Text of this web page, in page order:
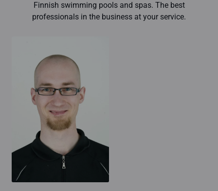
Finnish swimming pools and spas. The best
professionals in the business at your service.